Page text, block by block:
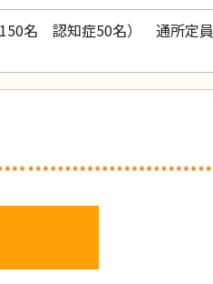
150名 認知症50名） 通所定員